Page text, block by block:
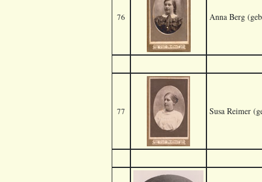
76 Anna Berg
77 Susa Reimer